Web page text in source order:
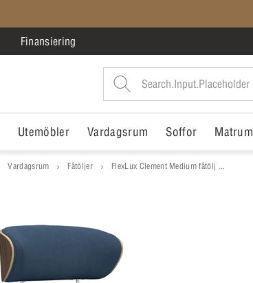
Finansiering
Utemöbler Vardagsrum Soffor Matrum
Vardagsrum Fåtöljer FlexLux Clement Medium fåtölj ...